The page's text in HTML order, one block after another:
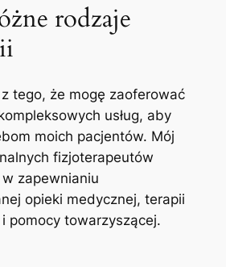
rodzaje
tego, że mogę zaoferować
usług, aby
moich pacjentów. Mój
fizjoterapeutów
zapewnianiu
opieki medycznej, terapii
pomocy towarzyszącej.